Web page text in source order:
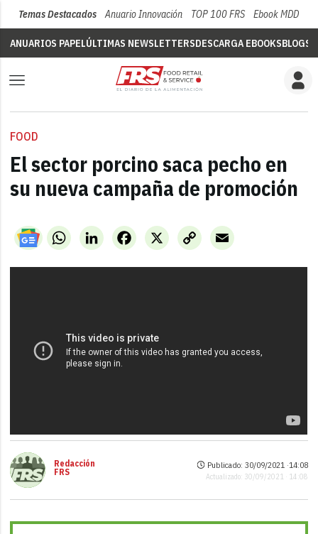
Temas Destacados Anuario Innovación TOP 100 FRS Ebook MDD
ANUARIOS PAPELÚLTIMAS NEWSLETTERSDESCARGA EBOOKSBLOGS
FOOD
El sector porcino saca pecho en
su nueva campaña de promoción
WhatsAppLinkedIn X
Facebook
Copy
Link
Email
Redacción
FRS
Publicado: 30/09/2021 ·14:08
Actualizado: 30/09/2021 · 14:08